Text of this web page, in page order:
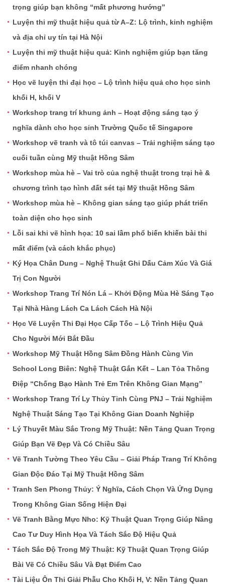
trọng giúp bạn không “mất phương hướng”
Luyện thi mỹ thuật hiệu quả từ A–Z: Lộ trình, kinh nghiệm
và địa chỉ uy tín tại Hà Nội
Luyện thi mỹ thuật hiệu quả: Kinh nghiệm giúp bạn tăng
điểm nhanh chóng
Học vẽ luyện thi đại học – Lộ trình hiệu quả cho học sinh
khối H, khối V
Workshop trang trí khung ảnh – Hoạt động sáng tạo ý
nghĩa dành cho học sinh Trường Quốc tế Singapore
Workshop vẽ tranh và tô túi canvas – Trải nghiệm sáng tạo
cuối tuần cùng Mỹ thuật Hồng Sâm
Workshop mùa hè – Vai trò của nghệ thuật trong trại hè &
chương trình tạo hình đất sét tại Mỹ thuật Hồng Sâm
Workshop mùa hè – Không gian sáng tạo giúp phát triển
toàn diện cho học sinh
Lỗi sai khi vẽ hình họa: 10 sai lầm phổ biến khiến bài thi
mất điểm (và cách khắc phục)
Ký Họa Chân Dung – Nghệ Thuật Ghi Dấu Cảm Xúc Và Giá
Trị Con Người
Workshop Trang Trí Nón Lá – Khởi Động Mùa Hè Sáng Tạo
Tại Nhà Hàng Lách Ca Lách Cách Hà Nội
Học Vẽ Luyện Thi Đại Học Cấp Tốc – Lộ Trình Hiệu Quả
Cho Người Mới Bắt Đầu
Workshop Mỹ Thuật Hồng Sâm Đồng Hành Cùng Vin
School Long Biên: Nghệ Thuật Gắn Kết – Lan Tỏa Thông
Điệp “Chống Bạo Hành Trẻ Em Trên Không Gian Mạng”
Workshop Trang Trí Ly Thủy Tinh Cùng PNJ – Trải Nghiệm
Nghệ Thuật Sáng Tạo Tại Không Gian Doanh Nghiệp
Lý Thuyết Màu Sắc Trong Mỹ Thuật: Nền Tảng Quan Trọng
Giúp Bạn Vẽ Đẹp Và Có Chiều Sâu
Vẽ Tranh Tường Theo Yêu Cầu – Giải Pháp Trang Trí Không
Gian Độc Đáo Tại Mỹ Thuật Hồng Sâm
Tranh Sen Phong Thủy: Ý Nghĩa, Cách Chọn Và Ứng Dụng
Trong Không Gian Sống Hiện Đại
Vẽ Tranh Bằng Mực Nho: Kỹ Thuật Quan Trọng Giúp Nâng
Cao Tư Duy Hình Họa Và Tách Sắc Độ Hiệu Quả
Tách Sắc Độ Trong Mỹ Thuật: Kỹ Thuật Quan Trọng Giúp
Bài Vẽ Có Chiều Sâu Và Đạt Điểm Cao
Tài Liệu Ôn Thi Giải Phẫu Cho Khối H, V: Nền Tảng Quan